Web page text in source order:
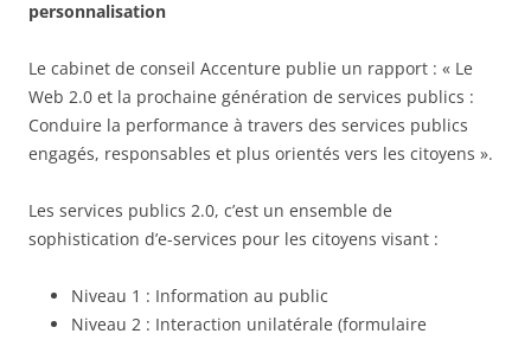
personnalisation
Le cabinet de conseil Accenture publie un rapport : « Le
Web 2.0 et la prochaine génération de services publics :
Conduire la performance à travers des services publics
engagés, responsables et plus orientés vers les citoyens ».
Les services publics 2.0, c’est un ensemble de
sophistication d’e-services pour les citoyens visant :
Niveau 1 : Information au public
Niveau 2 : Interaction unilatérale (formulaire